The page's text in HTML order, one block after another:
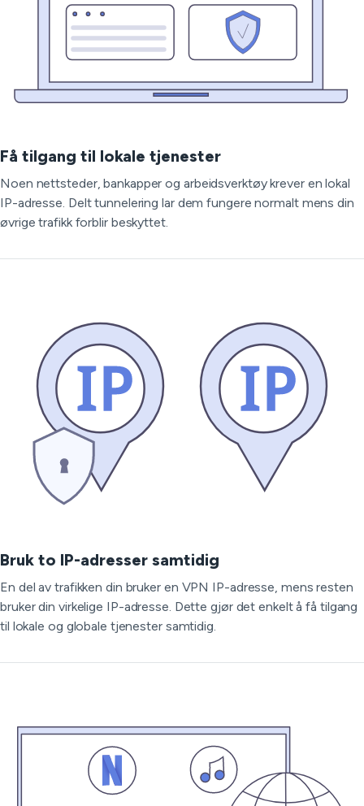
Få tilgang til lokale tjenester
Noen nettsteder, bankapper og arbeidsverktøy krever en lokal
IP-adresse. Delt tunnelering lar dem fungere normalt mens din
øvrige trafikk forblir beskyttet.
Bruk to IP-adresser samtidig
En del av trafikken din bruker en VPN IP-adresse, mens resten
bruker din virkelige IP-adresse. Dette gjør det enkelt å få tilgang
til lokale og globale tjenester samtidig.